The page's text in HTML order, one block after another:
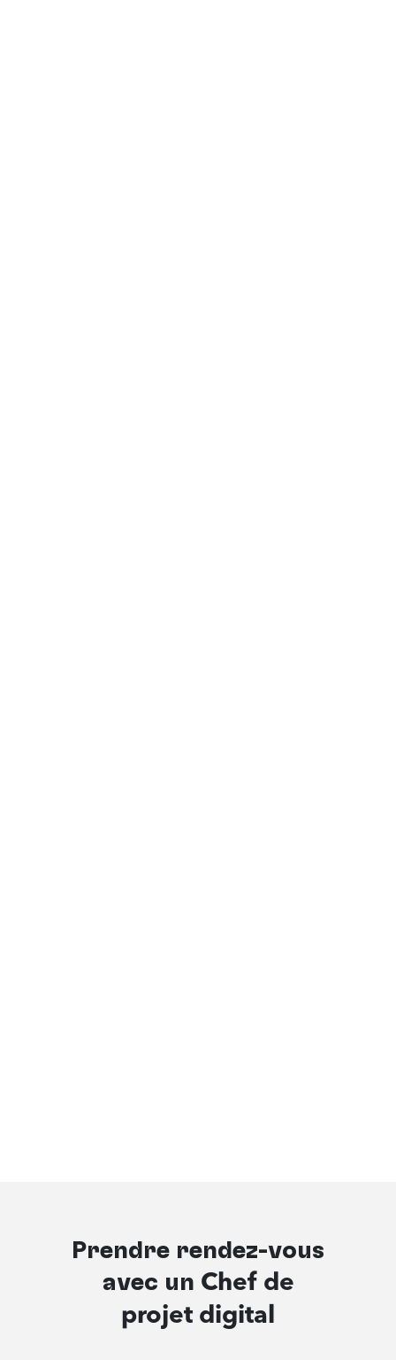
Prendre rendez-vous
avec un Chef de
projet digital